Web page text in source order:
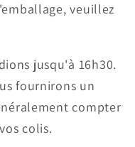
veuillez
jusqu'à 16h30.
fournirons un
compter
colis.